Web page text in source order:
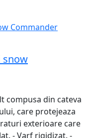
snow
compusa din cateva
care protejeaza
exterioare care
- Varf rigidizat. -